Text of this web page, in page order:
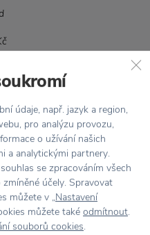
údaje, např. jazyk a region,
pro analýzu provozu,
o užívání našich
a analytickými partnery.
se zpracováním všech
účely. Spravovat
můžete v „Nastavení
můžete také odmítnout.
souborů cookies.